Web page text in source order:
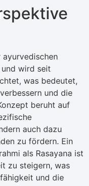
ayurvedischen
wird seit
was bedeutet,
und die
beruht auf
auch dazu
zu fördern. Ein
als Rasayana ist
zu steigern, was
und die